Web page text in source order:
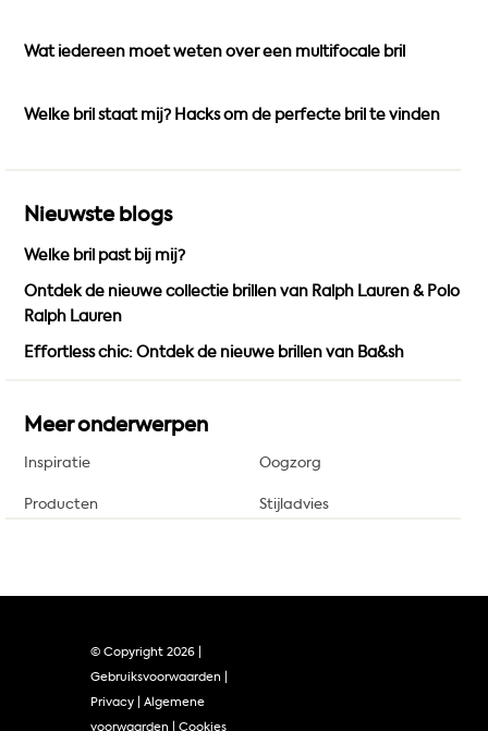
m
Wat iedereen moet weten over een multifocale bril
Welke bril staat mij? Hacks om de perfecte bril te vinden
Nieuwste blogs
Welke bril past bij mij?
Ontdek de nieuwe collectie brillen van Ralph Lauren & Polo
Ralph Lauren
Effortless chic: Ontdek de nieuwe brillen van Ba&sh
Meer onderwerpen
Inspiratie Oogzorg
Producten Stijladvies
© Copyright 2026 |
Gebruiksvoorwaarden |
Privacy | Algemene
voorwaarden | Cookies